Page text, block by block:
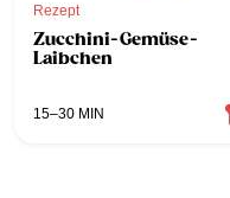
Rezept
Zucchini-Gemüse-
Laibchen
15–30 MIN